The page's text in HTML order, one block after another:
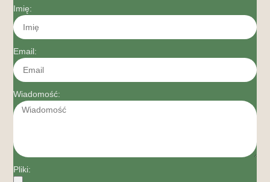
Imię:
Email:
Wiadomość:
Pliki: